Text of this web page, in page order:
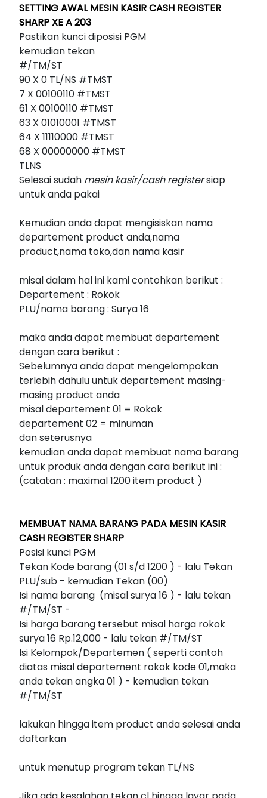
SETTING AWAL MESIN KASIR CASH REGISTER
SHARP XE A 203
Pastikan kunci diposisi PGM
kemudian tekan
#/TM/ST
90 X 0 TL/NS #TMST
7 X 00100110 #TMST
61 X 00100110 #TMST
63 X 01010001 #TMST
64 X 11110000 #TMST
68 X 00000000 #TMST
TLNS
Selesai sudah mesin kasir/cash registersiap
untuk anda pakai
Kemudian anda dapat mengisiskan nama
departement product anda,nama
product,nama toko,dan nama kasir
misal dalam hal ini kami contohkan berikut :
Departement : Rokok
PLU/nama barang : Surya 16
maka anda dapat membuat departement
dengan cara berikut :
Sebelumnya anda dapat mengelompokan
terlebih dahulu untuk departement masing-
masing product anda
misal departement 01 = Rokok
departement 02 = minuman
dan seterusnya
kemudian anda dapat membuat nama barang
untuk produk anda dengan cara berikut ini :
(catatan : maximal 1200 item product )
MEMBUAT NAMA BARANG PADA MESIN KASIR
CASH REGISTER SHARP
Posisi kunci PGM
Tekan Kode barang (01 s/d 1200 ) - lalu Tekan
PLU/sub - kemudian Tekan (00)
Isi nama barang (misal surya 16 ) - lalu tekan
#/TM/ST -
Isi harga barang tersebut misal harga rokok
surya 16 Rp.12,000 - lalu tekan #/TM/ST
Isi Kelompok/Departemen ( seperti contoh
diatas misal departement rokok kode 01,maka
anda tekan angka 01 ) - kemudian tekan
#/TM/ST
lakukan hingga item product anda selesai anda
daftarkan
untuk menutup program tekan TL/NS